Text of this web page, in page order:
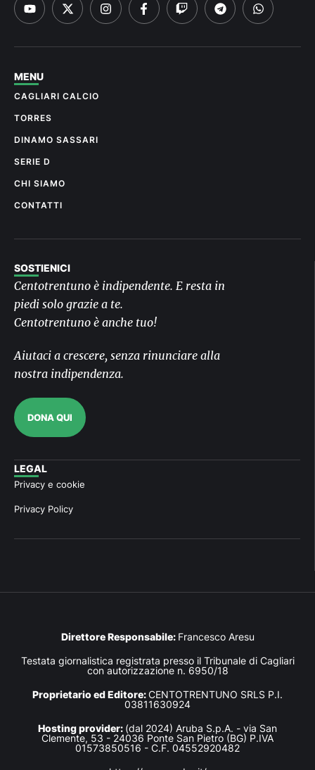
MENU
CAGLIARI CALCIO
TORRES
DINAMO SASSARI
SERIE D
CHI SIAMO
CONTATTI
SOSTIENICI
Centotrentuno è indipendente. E resta in
piedi solo grazie a te.
Centotrentuno è anche tuo!
Aiutaci a crescere, senza rinunciare alla
nostra indipendenza.
DONA QUI
LEGAL
Privacy e cookie
Privacy Policy
Direttore Responsabile: Francesco Aresu
Testata giornalistica registrata presso il Tribunale di Cagliari
con autorizzazione n. 6950/18
Proprietario ed Editore:CENTOTRENTUNO SRLS P.I.
03811630924
Hosting provider: (dal 2024) Aruba S.p.A. - via San
Clemente, 53 - 24036 Ponte San Pietro (BG) P.IVA
01573850516 - C.F. 04552920482